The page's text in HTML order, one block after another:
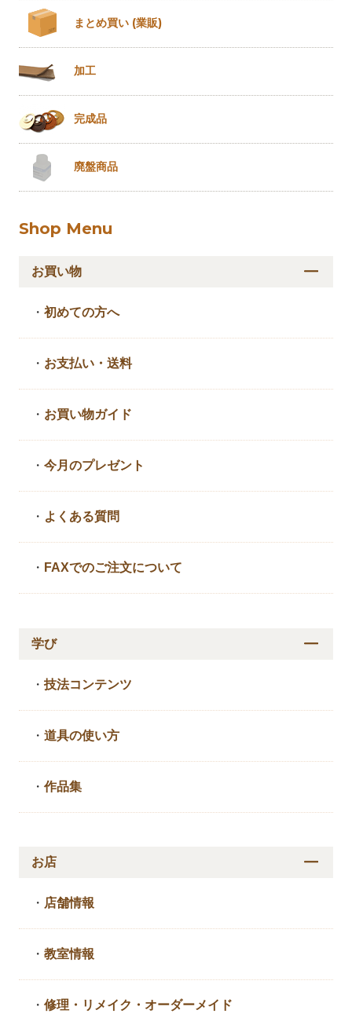
まとめ買い (業販)
加工
完成品
廃盤商品
Shop Menu
お買い物
・初めての方へ
・ お支払い・送料
・ お買い物ガイド
・今月のプレゼント
・ よくある質問
・ FAXでのご注文について
学び
・技法コンテンツ
・道具の使い方
・作品集
お店
・ 店舗情報
・教室情報
・修理・リメイク・ オーダーメイド